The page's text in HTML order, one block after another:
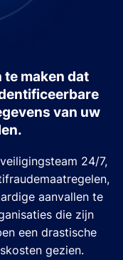
te maken dat
van uw
24/7,
aanvallen te
die zijn
een drastische
gezien.